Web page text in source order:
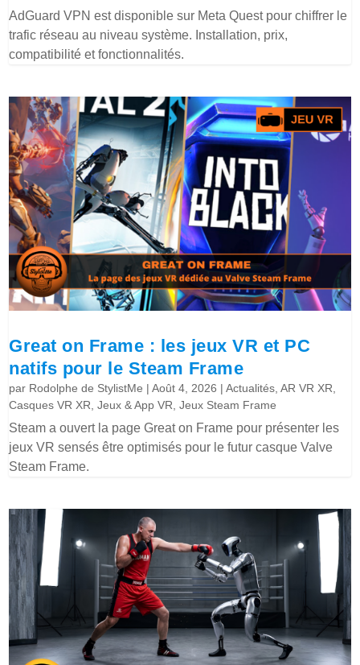
AdGuard VPN est disponible sur Meta Quest pour chiffrer le
trafic réseau au niveau système. Installation, prix,
compatibilité et fonctionnalités.
Great on Frame : les jeux VR et PC
natifs pour le Steam Frame
par Rodolphe de StylistMe |Août 4, 2026 |Actualités ,AR VR XR
Casques VR XR ,Jeux & App VR ,Jeux Steam Frame
Steam a ouvert la page Great on Frame pour présenter les
jeux VR sensés être optimisés pour le futur casque Valve
Steam Frame.